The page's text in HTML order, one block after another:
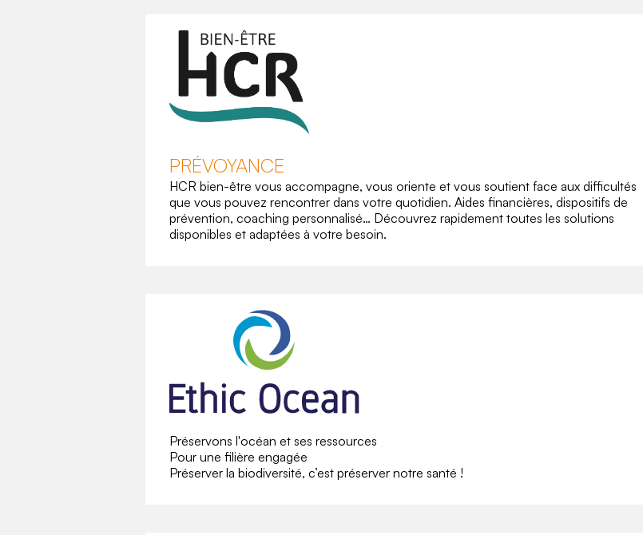
PRÉVOYANCE
HCR bien-être vous accompagne, vous oriente et vous soutient face aux difficultés
que vous pouvez rencontrer dans votre quotidien. Aides financières, dispositifs de
prévention, coaching personnalisé… Découvrez rapidement toutes les solutions
disponibles et adaptées à votre besoin.
Préservons l'océan et ses ressources
Pour une filière engagée
Préserver la biodiversité, c’est préserver notre santé !